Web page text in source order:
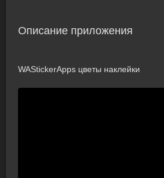
Описание приложения
WAStickerApps цветы наклейки